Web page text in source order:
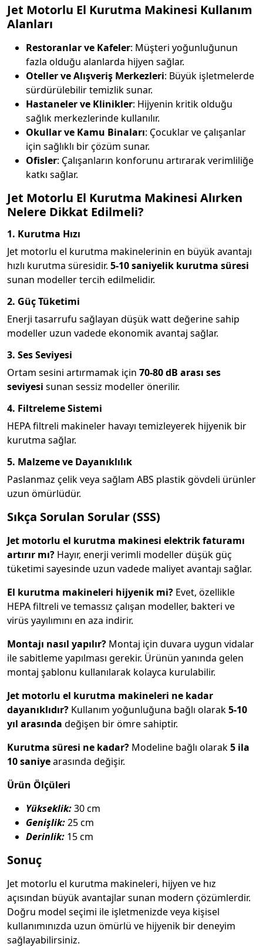
Jet Motorlu El Kurutma Makinesi Kullanım
Alanları
Restoranlar ve Kafeler: Müşteri yoğunluğunun
fazla olduğu alanlarda hijyen sağlar.
Oteller ve Alışveriş Merkezleri: Büyük işletmelerde
sürdürülebilir temizlik sunar.
Hastaneler ve Klinikler: Hijyenin kritik olduğu
sağlık merkezlerinde kullanılır.
Okullar ve Kamu Binaları: Çocuklar ve çalışanlar
için sağlıklı bir çözüm sunar.
Ofisler: Çalışanların konforunu artırarak verimliliğe
katkı sağlar.
Jet Motorlu El Kurutma Makinesi Alırken
Nelere Dikkat Edilmeli?
1. Kurutma Hızı
Jet motorlu el kurutma makinelerinin en büyük avantajı
hızlı kurutma süresidir. 5-10 saniyelik kurutma süresi
sunan modeller tercih edilmelidir.
2. Güç Tüketimi
Enerji tasarrufu sağlayan düşük watt değerine sahip
modeller uzun vadede ekonomik avantaj sağlar.
3. Ses Seviyesi
Ortam sesini artırmamak için 70-80 dB arası ses
seviyesi sunan sessiz modeller önerilir.
4. Filtreleme Sistemi
HEPA filtreli makineler havayı temizleyerek hijyenik bir
kurutma sağlar.
5. Malzeme ve Dayanıklılık
Paslanmaz çelik veya sağlam ABS plastik gövdeli ürünler
uzun ömürlüdür.
Sıkça Sorulan Sorular (SSS)
Jet motorlu el kurutma makinesi elektrik faturamı
artırır mı? Hayır, enerji verimli modeller düşük güç
tüketimi sayesinde uzun vadede maliyet avantajı sağlar.
El kurutma makineleri hijyenik mi? Evet, özellikle
HEPA filtreli ve temassız çalışan modeller, bakteri ve
virüs yayılımını en aza indirir.
Montajı nasıl yapılır? Montaj için duvara uygun vidalar
ile sabitleme yapılması gerekir. Ürünün yanında gelen
montaj şablonu kullanılarak kolayca kurulabilir.
Jet motorlu el kurutma makineleri ne kadar
dayanıklıdır? Kullanım yoğunluğuna bağlı olarak5-10
yıl arasında değişen bir ömre sahiptir.
Kurutma süresi ne kadar? Modeline bağlı olarak5 ila
10 saniyearasında değişir.
Ürün Ölçüleri
Yükseklik:30 cm
Genişlik:25 cm
Derinlik: 15 cm
Sonuç
Jet motorlu el kurutma makineleri, hijyen ve hız
açısından büyük avantajlar sunan modern çözümlerdir.
Doğru model seçimi ile işletmenizde veya kişisel
kullanımınızda uzun ömürlü ve hijyenik bir deneyim
sağlayabilirsiniz.